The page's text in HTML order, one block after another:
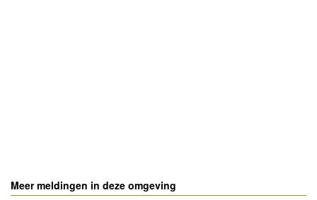
Meer meldingen in deze omgeving